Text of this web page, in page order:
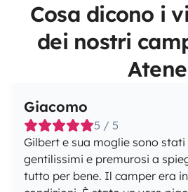
Cosa dicono i
dei nostri
Atene
Giacomo
5 / 5
Gilbert e sua moglie sono stati
gentilissimi e premurosi a
tutto per bene. Il camper era